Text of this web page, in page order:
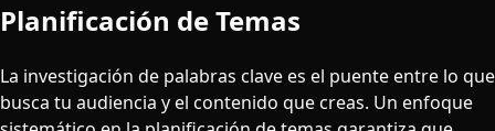
Planificación de Temas
La investigación de palabras clave es el puente entre lo que
busca tu audiencia y el contenido que creas. Un enfoque